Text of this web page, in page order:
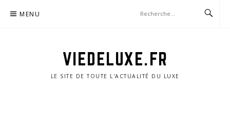
MENU
VIEDELUXE.FR
LE SITE DE TOUTE L'ACTUALITÉ DU LUXE